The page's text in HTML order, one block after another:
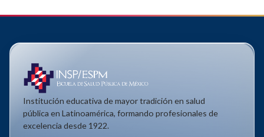
Institución educativa de mayor tradición en salud
pública en Latinoamérica, formando profesionales de
excelencia desde 1922.